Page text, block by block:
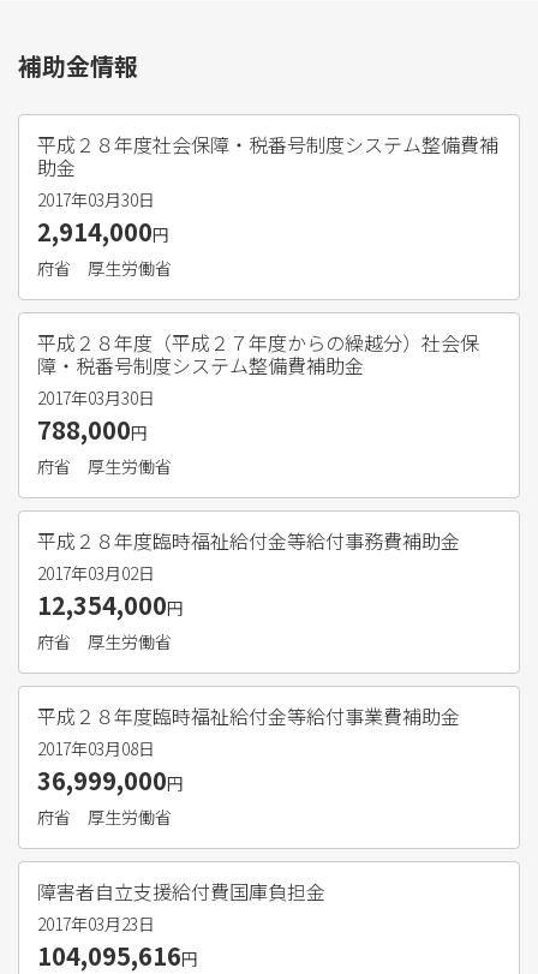
補助金情報
平成２８年度社会保障・税番号制度システム整備費補
助金
2017年03月30日
2,914,000円
府省
厚生労働省
平成２８年度（平成２７年度からの繰越分）社会保
障・税番号制度システム整備費補助金
2017年03月30日
788,000円
府省
厚生労働省
平成２８年度臨時福祉給付金等給付事務費補助金
2017年03月02日
12,354,000円
府省
厚生労働省
平成２８年度臨時福祉給付金等給付事業費補助金
2017年03月08日
36,999,000円
府省
厚生労働省
障害者自立支援給付費国庫負担金
2017年03月23日
104,095,616円